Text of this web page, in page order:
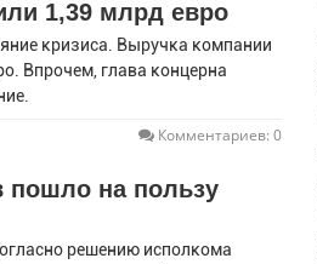
1,39 млрд евро
кризиса. Выручка компании
Впрочем, глава концерна
Комментариев: 0
пошло на пользу
решению исполкома